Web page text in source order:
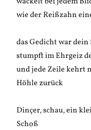
wie der Reißzahn
das Gedicht war
stumpft im Ehrgeiz
und jede Zeile kehrt
Höhle zurück
Dinçer, schau, ein
Schoß